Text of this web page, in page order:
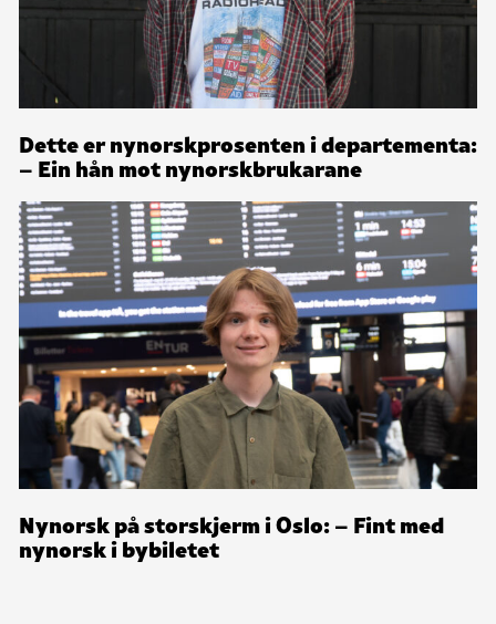
Dette er nynorskprosenten i departementa:
– Ein hån mot nynorskbrukarane
Nynorsk på storskjerm i Oslo: – Fint med
nynorsk i bybiletet